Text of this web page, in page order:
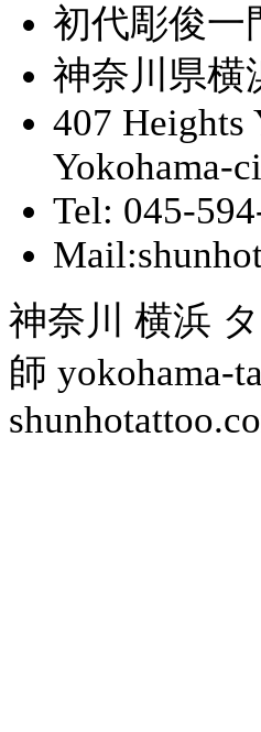
初代彫俊一
神奈川県横
407 Heights
Yokohama-
Tel: 045-
神奈川 横浜
師 yokohama-